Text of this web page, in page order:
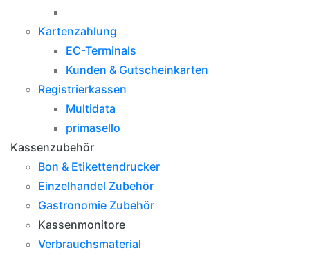
Kartenzahlung
EC-Terminals
Kunden & Gutscheinkarten
Registrierkassen
Multidata
primasello
Kassenzubehör
Bon & Etikettendrucker
Einzelhandel Zubehör
Gastronomie Zubehör
Kassenmonitore
Verbrauchsmaterial